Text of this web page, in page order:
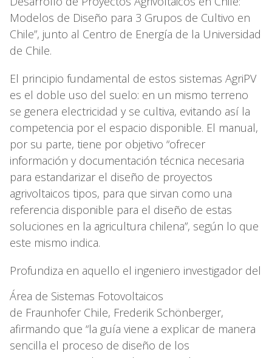
Modelos de Diseño para 3 Grupos de Cultivo en
Chile”, junto al Centro de Energía de la Universidad
de Chile.
El principio fundamental de estos sistemas AgriPV
es el doble uso del suelo: en un mismo terreno
se genera electricidad y se cultiva, evitando así la
competencia por el espacio disponible. El manual,
por su parte, tiene por objetivo “ofrecer
información y documentación técnica necesaria
para estandarizar el diseño de proyectos
agrivoltaicos tipos, para que sirvan como una
referencia disponible para el diseño de estas
soluciones en la agricultura chilena”, según lo que
este mismo indica.
Profundiza en aquello el ingeniero investigador del
Área de Sistemas Fotovoltaicos
de Fraunhofer Chile, Frederik Schönberger,
afirmando que “la guía viene a explicar de manera
sencilla el proceso de diseño de los